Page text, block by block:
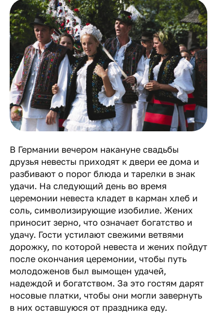
В Германии вечером накануне свадьбы
друзья невесты приходят к двери ее дома и
разбивают о порог блюда и тарелки в знак
удачи. На следующий день во время
церемонии невеста кладет в карман хлеб и
соль, символизирующие изобилие. Жених
приносит зерно, что означает богатство и
удачу. Гости устилают свежими ветвями
дорожку, по которой невеста и жених пойдут
после окончания церемонии, чтобы путь
молодоженов был вымощен удачей,
надеждой и богатством. За это гостям дарят
носовые платки, чтобы они могли завернуть
в них оставшуюся от праздника еду.